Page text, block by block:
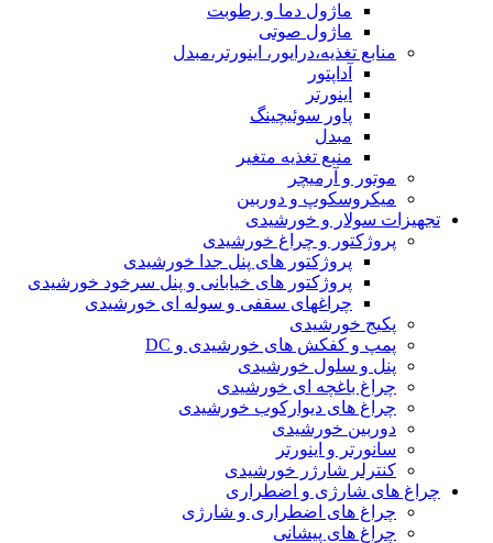
ماژول دما و رطوبت
ماژول صوتی
منابع تغذیه،درایور، اینورتر،مبدل
آداپتور
اینورتر
پاور سوئیچینگ
مبدل
منبع تغذیه متغیر
موتور و آرمیچر
میکروسکوپ و دوربین
تجهیزات سولار و خورشیدی
پروژکتور و چراغ خورشیدی
پروژکتور های پنل جدا خورشیدی
پروژکتور های خیابانی و پنل سرخود خورشیدی
چراغهای سقفی و سوله ای خورشیدی
پکیج خورشیدی
پمپ و کفکش های خورشیدی و DC
پنل و سلول خورشیدی
چراغ باغچه ای خورشیدی
چراغ های دیوارکوب خورشیدی
دوربین خورشیدی
سانورتر و اینورتر
کنترلر شارژر خورشیدی
چراغ های شارژی و اضطراری
چراغ های اضطراری و شارژی
چراغ های پیشانی